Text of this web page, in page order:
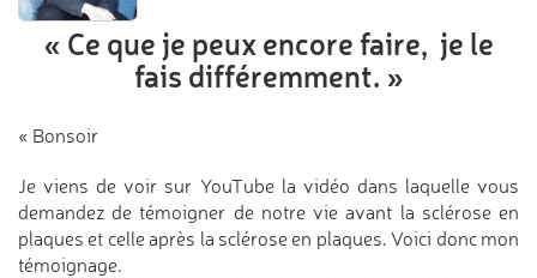
« Ce que je peux encore faire, je le
fais différemment. »
« Bonsoir
Je viens de voir sur YouTube la vidéo dans laquelle vous
demandez de témoigner de notre vie avant la sclérose en
plaques et celle après la sclérose en plaques. Voici donc mon
témoignage.